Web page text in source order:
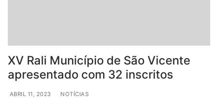
XV Rali Município de São Vicente
apresentado com 32 inscritos
ABRIL 11, 2023 NOTÍCIAS